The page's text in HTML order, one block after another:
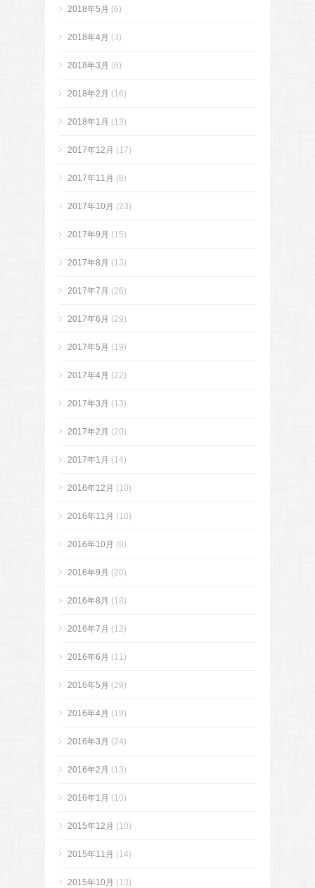
2018年5月 (6)
2018年4月 (3)
2018年3月 (6)
2018年2月 (16)
2018年1月 (13)
2017年12月 (17)
2017年11月 (8)
2017年10月 (23)
2017年9月 (15)
2017年8月 (13)
2017年7月 (26)
2017年6月 (29)
2017年5月 (19)
2017年4月 (22)
2017年3月 (13)
2017年2月 (20)
2017年1月 (14)
2016年12月 (10)
2016年11月 (10)
2016年10月 (8)
2016年9月 (20)
2016年8月 (18)
2016年7月 (12)
2016年6月 (11)
2016年5月 (29)
2016年4月 (19)
2016年3月 (24)
2016年2月 (13)
2016年1月 (10)
2015年12月 (10)
2015年11月 (14)
2015年10月 (13)